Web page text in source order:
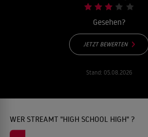
Gesehen?
JETZT BEWERTEN
Stand: 05.08.2026
WER STREAMT "HIGH SCHOOL HIGH" ?